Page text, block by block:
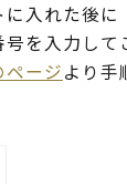
入れた後に
を入力して
ページより手